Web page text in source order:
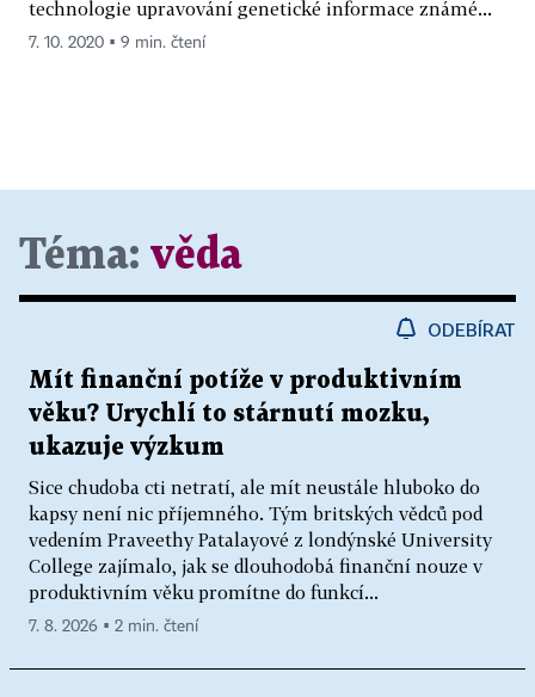
technologie upravování genetické informace známé...
7. 10. 2020 ▪ 9 min. čtení
Téma: věda
ODEBÍRAT
Mít finanční potíže v produktivním
věku? Urychlí to stárnutí mozku,
ukazuje výzkum
Sice chudoba cti netratí, ale mít neustále hluboko do
kapsy není nic příjemného. Tým britských vědců pod
vedením Praveethy Patalayové z londýnské University
College zajímalo, jak se dlouhodobá finanční nouze v
produktivním věku promítne do funkcí...
7. 8. 2026 ▪ 2 min. čtení